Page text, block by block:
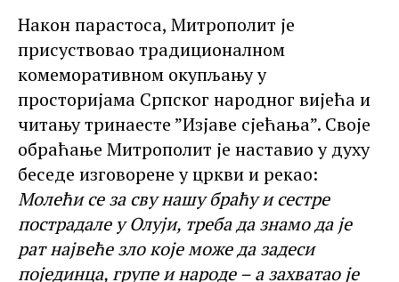
Након парастоса, Митрополит је
присуствовао традиционалном
комеморативном окупљању у
просторијама Српског народног вијећа и
читању тринаесте ”Изјаве сјећања”. Своје
обраћање Митрополит је наставио у духу
беседе изговорене у цркви и рекао:
Молећи се за сву нашу браћу и сестре
пострадале у Олуји, треба да знамо да је
рат највеће зло које може да задеси
појединца, групе и народе – а захватао је